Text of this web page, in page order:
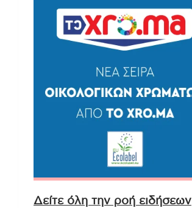
Δείτε όλη την ροή ειδήσεων